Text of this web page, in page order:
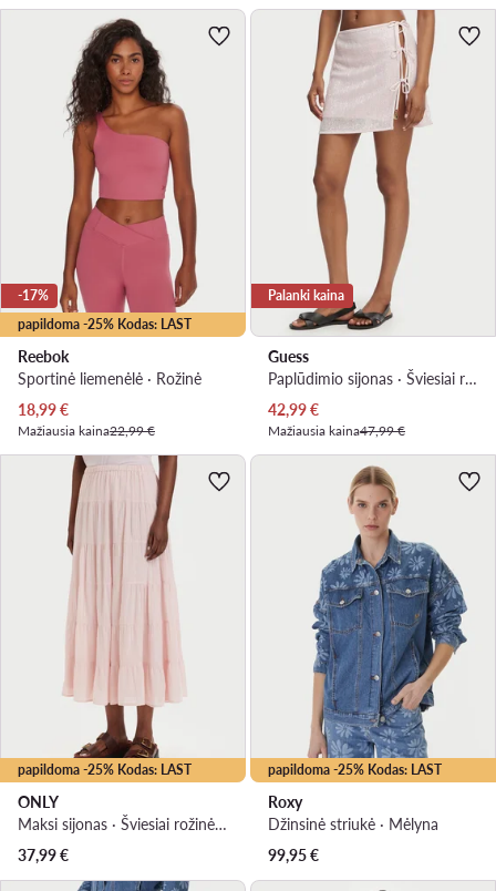
papildoma -25% Kodas: LAST
-17%
Reebok
Sportinė liemenėlė · Rožinė
Dabartinė kaina
18,99€
Mažiausia kaina22,99 €
Palanki kaina
Guess
Paplūdimio sijonas · Šviesiai rožinė
Dabartinė kaina
42,99€
Mažiausia kaina47,99 €
papildoma -25% Kodas: LAST
ONLY
Maksi sijonas · Šviesiai rožinė · Maksi
37,99€
papildoma -25% Kodas: LAST
Roxy
Džinsinė striukė · Mėlyna
99,95€